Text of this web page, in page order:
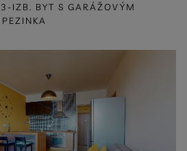
IZB. BYT S GARÁŽOVÝM